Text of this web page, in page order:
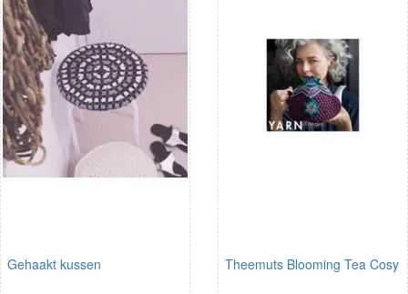
Gehaakt kussen Theemuts Blooming Tea Cosy